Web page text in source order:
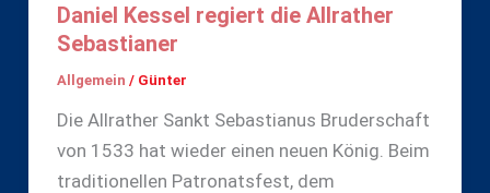
Daniel Kessel regiert die Allrather
Sebastianer
Allgemein / Günter
Die Allrather Sankt Sebastianus Bruderschaft
von 1533 hat wieder einen neuen König. Beim
traditionellen Patronatsfest, dem